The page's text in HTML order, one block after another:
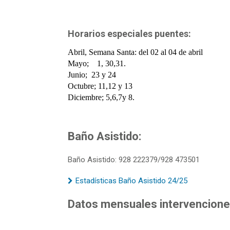
Horarios especiales puentes:
Abril, Semana Santa: del 02 al 04 de abril
Mayo; 1, 30,31.
Junio; 23 y 24
Octubre; 11,12 y 13
Diciembre; 5,6,7y 8.
Baño Asistido:
Baño Asistido: 928 222379/928 473501
Estadísticas Baño Asistido 24/25
Datos mensuales